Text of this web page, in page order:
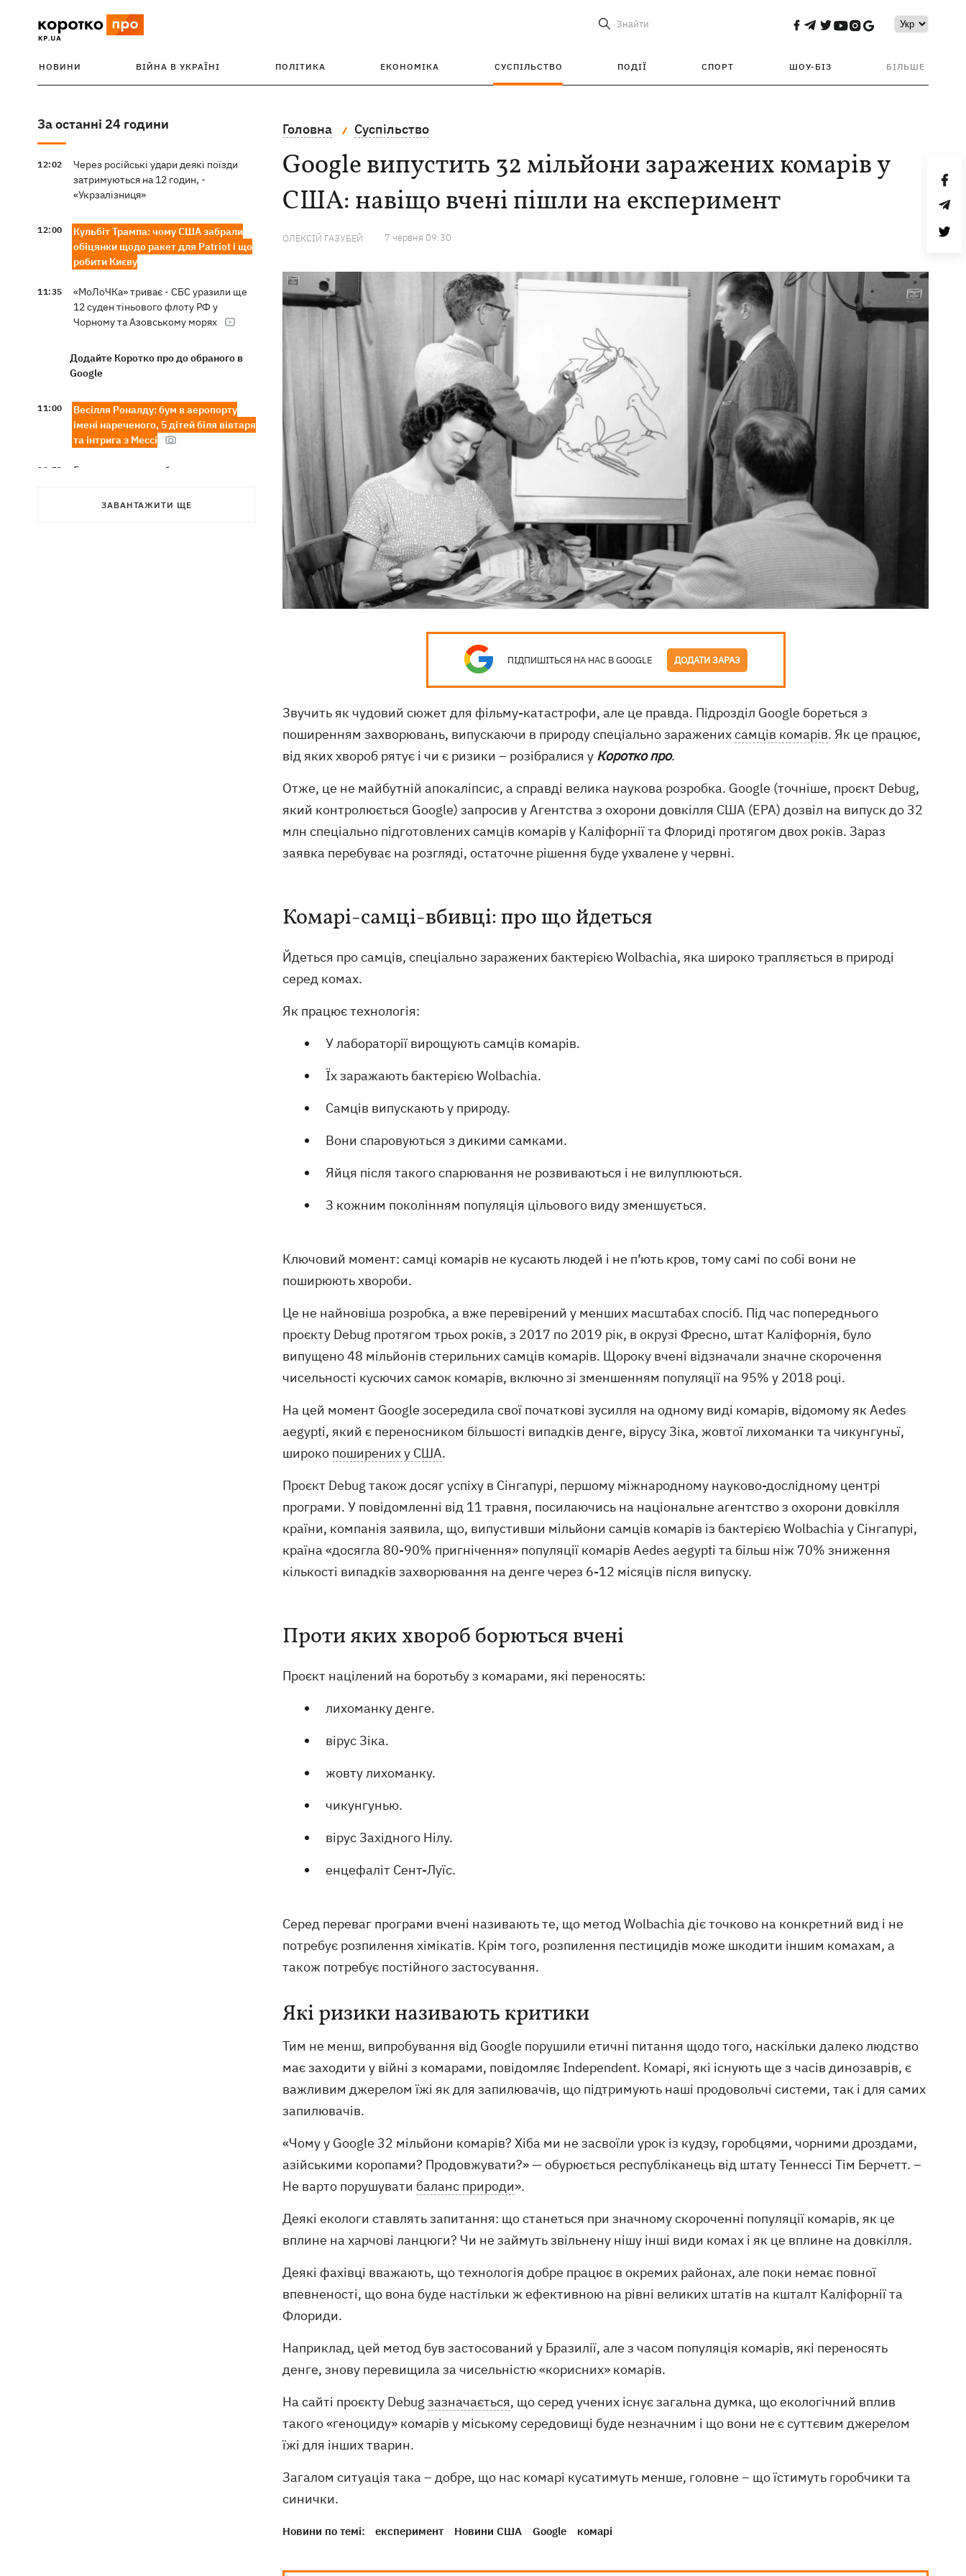
Знайти
НОВИНИ ВІЙНА В УКРАЇНІ ПОЛІТИКА ЕКОНОМІКА СУСПІЛЬСТВО ПОДІЇ СПОРТ ШОУ-БІЗ БІЛЬШЕ
За останні 24 години
12:02
Через російські удари деякі поїзди
затримуються на 12 годин, -
«Укрзалізниця»
12:00
Кульбіт Трампа: чому США забрали
обіцянки щодо ракет для Patriot і що
робити Києву
11:35
«МоЛоЧКа» триває - СБС уразили ще
12 суден тіньового флоту РФ у
Чорному та Азовському морях
Додайте Коротко про до обраного в
Google
11:00
Весілля Роналду: бум в аеропорту
імені нареченого, 5 дітей біля вівтаря
та інтрига з Мессі
10:58
Енергосистема пройшла рекордну
ШмигальЗАВАНТАЖИТИ ЩЕ
Головна Суспільство
Google випустить 32 мільйони заражених комарів у
США: навіщо вчені пішли на експеримент
ОЛЕКСІЙ ГАЗУБЕЙ 7 червня 09:30
ПІДПИШІТЬСЯ НА НАС В GOOGLE ДОДАТИ ЗАРАЗ
Звучить як чудовий сюжет для фільму-катастрофи, але це правда. Підрозділ Google бореться з
поширенням захворювань, випускаючи в природу спеціально зараженихсамців комарів. Як це працює,
від яких хвороб рятує і чи є ризики – розібралися у Коротко про.
Отже, це не майбутній апокаліпсис, а справді велика наукова розробка. Google (точніше, проєкт Debug,
який контролюється Google) запросив у Агентства з охорони довкілля США (EPA) дозвіл на випуск до 32
млн спеціально підготовлених самців комарів у Каліфорнії та Флориді протягом двох років. Зараз
заявка перебуває на розгляді, остаточне рішення буде ухвалене у червні.
Комарі-самці-вбивці: про що йдеться
Йдеться про самців, спеціально заражених бактерією Wolbachia, яка широко трапляється в природі
серед комах.
Як працює технологія:
У лабораторії вирощують самців комарів.
Їх заражають бактерією Wolbachia.
Самців випускають у природу.
Вони спаровуються з дикими самками.
Яйця після такого спарювання не розвиваються і не вилуплюються.
З кожним поколінням популяція цільового виду зменшується.
Ключовий момент: самці комарів не кусають людей і не п’ють кров, тому самі по собі вони не
поширюють хвороби.
Це не найновіша розробка, а вже перевірений у менших масштабах спосіб. Під час попереднього
проєкту Debug протягом трьох років, з 2017 по 2019 рік, в окрузі Фресно, штат Каліфорнія, було
випущено 48 мільйонів стерильних самців комарів. Щороку вчені відзначали значне скорочення
чисельності кусючих самок комарів, включно зі зменшенням популяції на 95% у 2018 році.
На цей момент Google зосередила свої початкові зусилля на одному виді комарів, відомому як Aedes
aegypti, який є переносником більшості випадків денге, вірусу Зіка, жовтої лихоманки та чикунгуньї,
широко поширених у США.
Проєкт Debug також досяг успіху в Сінгапурі, першому міжнародному науково-дослідному центрі
програми. У повідомленні від 11 травня, посилаючись на національне агентство з охорони довкілля
країни, компанія заявила, що, випустивши мільйони самців комарів із бактерією Wolbachia у Сінгапурі,
країна «досягла 80-90% пригнічення» популяції комарів Aedes aegypti та більш ніж 70% зниження
кількості випадків захворювання на денге через 6-12 місяців після випуску.
Проти яких хвороб борються вчені
Проєкт націлений на боротьбу з комарами, які переносять:
лихоманку денге.
вірус Зіка.
жовту лихоманку.
чикунгунью.
вірус Західного Нілу.
енцефаліт Сент-Луїс.
Серед переваг програми вчені називають те, що метод Wolbachia діє точково на конкретний вид і не
потребує розпилення хімікатів. Крім того, розпилення пестицидів може шкодити іншим комахам, а
також потребує постійного застосування.
Які ризики називають критики
Тим не менш, випробування від Google порушили етичні питання щодо того, наскільки далеко людство
має заходити у війні з комарами, повідомляє Independent. Комарі, які існують ще з часів динозаврів, є
важливим джерелом їжі як для запилювачів, що підтримують наші продовольчі системи, так і для самих
запилювачів.
«Чому у Google 32 мільйони комарів? Хіба ми не засвоїли урок із кудзу, горобцями, чорними дроздами,
азійськими коропами? Продовжувати?» — обурюється республіканець від штату Теннессі Тім Берчетт. –
Не варто порушувати баланс природи».
Деякі екологи ставлять запитання: що станеться при значному скороченні популяції комарів, як це
вплине на харчові ланцюги? Чи не займуть звільнену нішу інші види комах і як це вплине на довкілля.
Деякі фахівці вважають, що технологія добре працює в окремих районах, але поки немає повної
впевненості, що вона буде настільки ж ефективною на рівні великих штатів на кшталт Каліфорнії та
Флориди.
Наприклад, цей метод був застосований у Бразилії, але з часом популяція комарів, які переносять
денге, знову перевищила за чисельністю «корисних» комарів.
На сайті проєкту Debug зазначається, що серед учених існує загальна думка, що екологічний вплив
такого «геноциду» комарів у міському середовищі буде незначним і що вони не є суттєвим джерелом
їжі для інших тварин.
Загалом ситуація така – добре, що нас комарі кусатимуть менше, головне – що їстимуть горобчики та
синички.
Новини по темі: експеримент Новини США Google комарі